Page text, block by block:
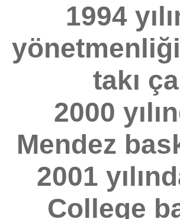
1994
takı
2000
Mendez
2001
College